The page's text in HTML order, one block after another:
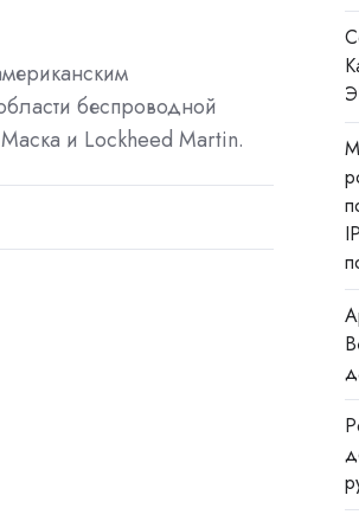
беспроводной
и Lockheed Martin.